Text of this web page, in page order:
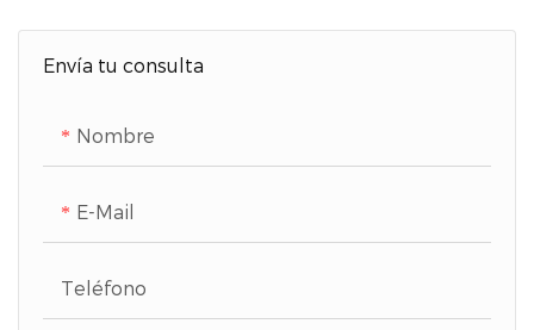
Envía tu consulta
Nombre
E-Mail
Teléfono